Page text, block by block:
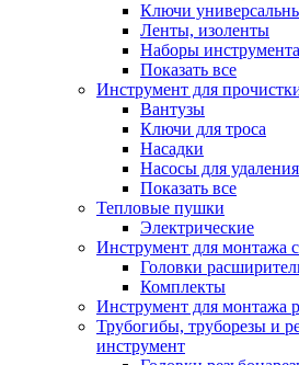
Ключи
Ленты, изоленты
Наборы инструмента
Показать все
Инструмент для
Вантузы
Ключи для троса
Насадки
Насосы для
Показать все
Тепловые пушки
Электрические
Инструмент для монтажа
Головки
Комплекты
Инструмент для монтажа
Трубогибы, труборезы и
инструмент